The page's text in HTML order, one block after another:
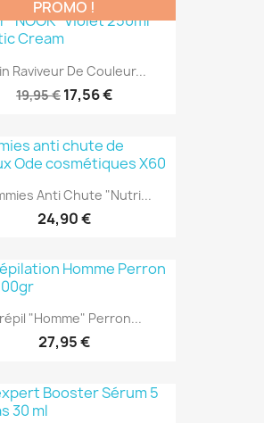
Raviveur De Couleur...
19,95 € 17,56 €
PROMO !
Anti Chute "Nutri...
24,90 €
"Homme" Perron...
27,95 €